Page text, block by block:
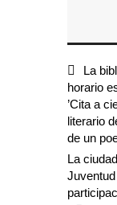
La
horario
’Cita a
literario
de un
La